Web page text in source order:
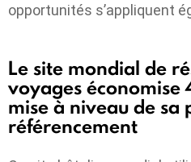
opportunités s’appliquent
Le site mondial de
voyages économise
mise à niveau de sa
référencement